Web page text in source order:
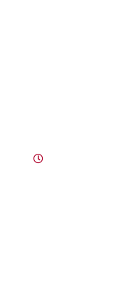
–